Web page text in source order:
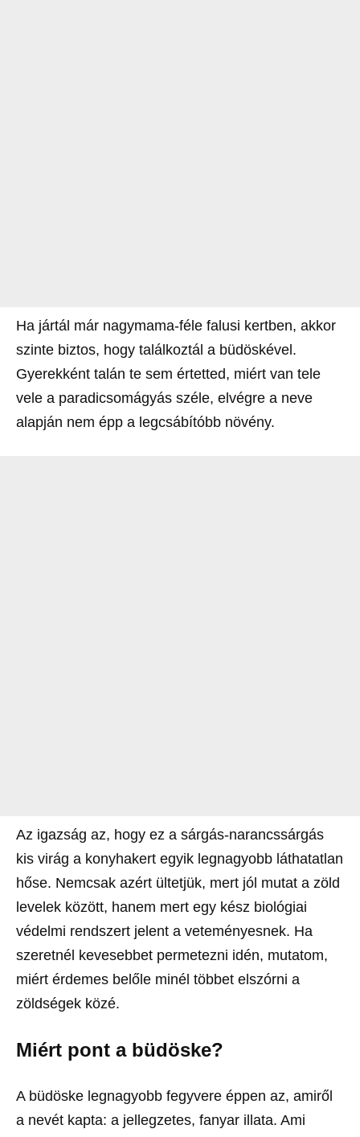
Ha jártál már nagymama-féle falusi kertben, akkor
szinte biztos, hogy találkoztál a büdöskével.
Gyerekként talán te sem értetted, miért van tele
vele a paradicsomágyás széle, elvégre a neve
alapján nem épp a legcsábítóbb növény.
Az igazság az, hogy ez a sárgás-narancssárgás
kis virág a konyhakert egyik legnagyobb láthatatlan
hőse. Nemcsak azért ültetjük, mert jól mutat a zöld
levelek között, hanem mert egy kész biológiai
védelmi rendszert jelent a veteményesnek. Ha
szeretnél kevesebbet permetezni idén, mutatom,
miért érdemes belőle minél többet elszórni a
zöldségek közé.
Miért pont a büdöske?
A büdöske legnagyobb fegyvere éppen az, amiről
a nevét kapta: a jellegzetes, fanyar illata. Ami